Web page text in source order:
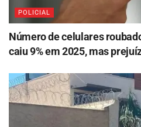
POLICIAL
Número de celulares
caiu 9% em 2025, mas